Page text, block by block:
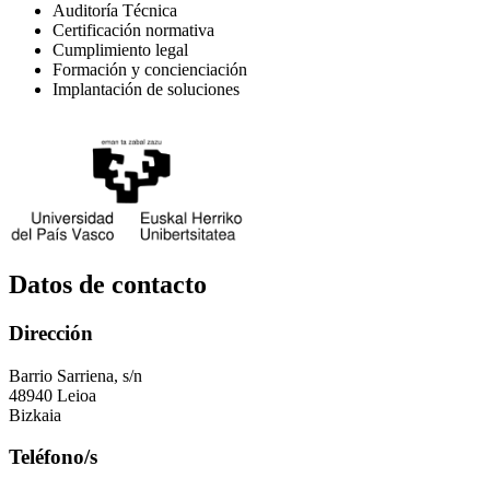
Auditoría Técnica
Certificación normativa
Cumplimiento legal
Formación y concienciación
Implantación de soluciones
Datos de contacto
Dirección
Barrio Sarriena, s/n
48940 Leioa
Bizkaia
Teléfono/s